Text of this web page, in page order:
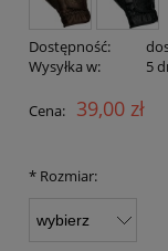
Dostępność:
Wysyłka w:
5
Cena: 39,00 zł
* Rozmiar: